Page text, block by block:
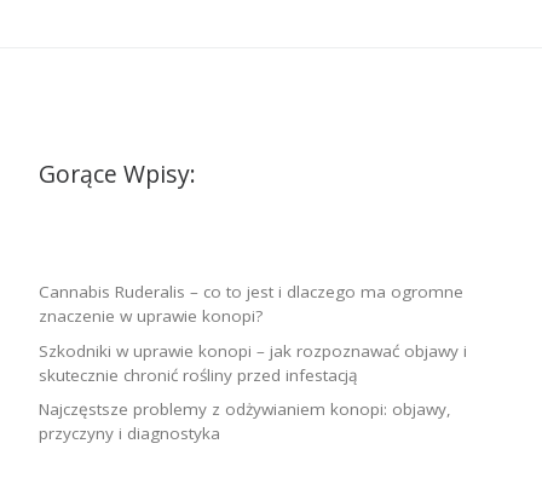
Gorące Wpisy:
Cannabis Ruderalis – co to jest i dlaczego ma ogromne
znaczenie w uprawie konopi?
Szkodniki w uprawie konopi – jak rozpoznawać objawy i
skutecznie chronić rośliny przed infestacją
Najczęstsze problemy z odżywianiem konopi: objawy,
przyczyny i diagnostyka